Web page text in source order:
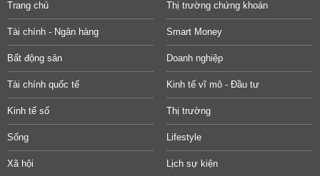
Trang chủ Thị trường chứng khoán
Tài chính - Ngân hàng Smart Money
Bất động sản Doanh nghiệp
Tài chính quốc tế Kinh tế vĩ mô - Đầu tư
Kinh tế số Thị trường
Sống Lifestyle
Xã hội Lịch sự kiện